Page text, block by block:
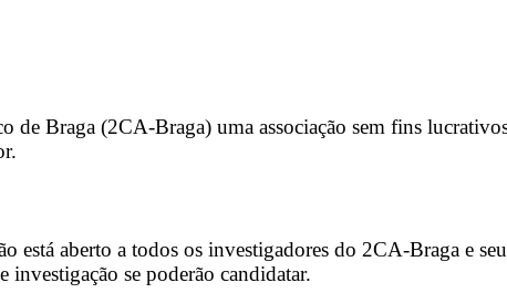
de Braga (2CA-Braga) uma associação sem fins
está aberto a todos os investigadores do 2CA-Braga e
investigação se poderão candidatar.